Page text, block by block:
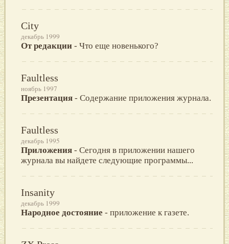
City
декабрь 1999
От редакции - Что еще новенького?
Faultless
ноябрь 1997
Презентация - Содержание приложения журнала.
Faultless
декабрь 1995
Приложения - Сегодня в приложении нашего
журнала вы найдете следующие программы...
Insanity
декабрь 1999
Народное достояние - приложение к газете.